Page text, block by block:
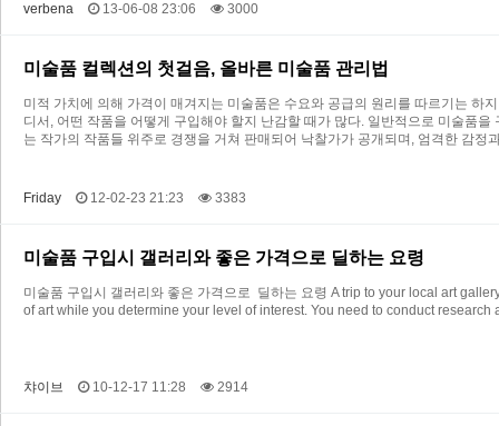
verbena 13-06-08 23:06 3000
미술품 컬렉션의 첫걸음, 올바른 미술품 관리법
미적 가치에 의해 가격이 매겨지는 미술품은 수요와 공급의 원리를 따르기는 하
디서, 어떤 작품을 어떻게 구입해야 할지 난감할 때가 많다. 일반적으로 미술품
는 작가의 작품들 위주로 경쟁을 거쳐 판매되어 낙찰가가 공개되며, 엄격한 감정
Friday 12-02-23 21:23 3383
미술품 구입시 갤러리와 좋은 가격으로 딜하는 요령
미술품 구입시 갤러리와 좋은 가격으로 딜하는 요령 A trip to your local art
of art while you determine your level of interest. You need to conduct
챠이브 10-12-17 11:28 2914